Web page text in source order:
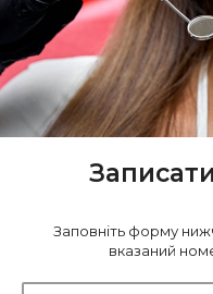
Заповніть форму
вказаний